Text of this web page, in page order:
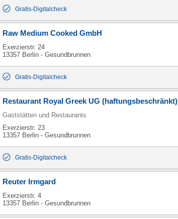
Gratis-Digitalcheck
Raw Medium Cooked GmbH
Exerzierstr. 24
13357 Berlin - Gesundbrunnen
Gratis-Digitalcheck
Restaurant Royal Greek UG (haftungsbeschränkt)
Gaststätten und Restaurants
Exerzierstr. 23
13357 Berlin - Gesundbrunnen
Gratis-Digitalcheck
Reuter Irmgard
Exerzierstr. 4
13357 Berlin - Gesundbrunnen